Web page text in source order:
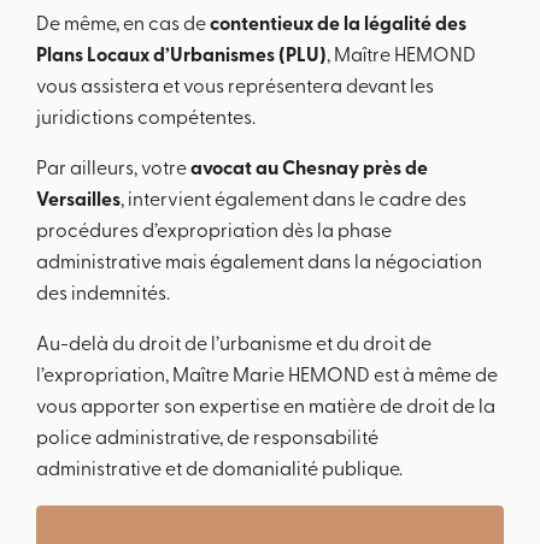
De même, en cas decontentieux de la légalité des
Plans Locaux d’Urbanismes (PLU), Maître HEMOND
vous assistera et vous représentera devant les
juridictions compétentes.
Par ailleurs, votreavocat au Chesnay près de
Versailles, intervient également dans le cadre des
procédures d’expropriation dès la phase
administrative mais également dans la négociation
des indemnités.
Au-delà du droit de l’urbanisme et du droit de
l’expropriation, Maître Marie HEMOND est à même de
vous apporter son expertise en matière de droit de la
police administrative, de responsabilité
administrative et de domanialité publique.